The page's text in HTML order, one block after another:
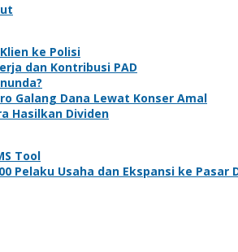
ke Polisi
dan Kontribusi PAD
Galang Dana Lewat Konser Amal
Hasilkan Dividen
Tool
Pelaku Usaha dan Ekspansi ke Pasar